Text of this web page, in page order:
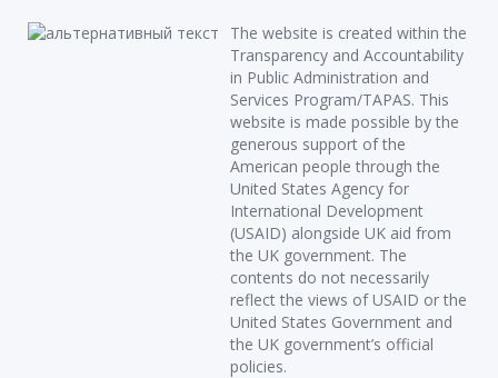
The website is created within the
Transparency and Accountability
in Public Administration and
Services Program/TAPAS. This
website is made possible by the
generous support of the
American people through the
United States Agency for
International Development
(USAID) alongside UK aid from
the UK government. The
contents do not necessarily
reflect the views of USAID or the
United States Government and
the UK government’s official
policies.